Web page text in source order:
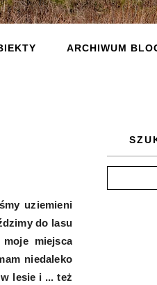
ARCHIWUM
uziemieni
do lasu
miejsca
niedaleko
lesie i ... też